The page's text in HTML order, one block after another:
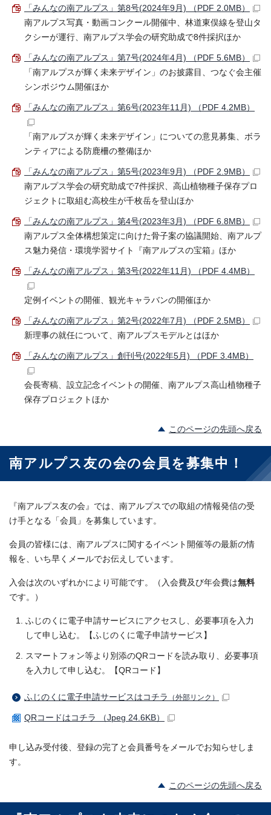
「みんなの南アルプス」第8号(2024年9月) （PDF 2.0MB）
南アルプス写真・動画コンクール開催中、林道東俣線を登山タ
クシーが運行、南アルプス学会の研究助成で8件採択ほか
「みんなの南アルプス」第7号(2024年4月) （PDF 5.6MB）
「南アルプスが輝く未来デザイン」のお披露目、つなぐ会主催
シンポジウム開催ほか
「みんなの南アルプス」第6号(2023年11月) （PDF 4.2MB）
「南アルプスが輝く未来デザイン」についての意見募集、ボラ
ンティアによる防鹿柵の整備ほか
「みんなの南アルプス」第5号(2023年9月) （PDF 2.9MB）
南アルプス学会の研究助成で7件採択、高山植物種子保存プロ
ジェクトに取組む高校生が千枚岳を登山ほか
「みんなの南アルプス」第4号(2023年3月) （PDF 6.8MB）
南アルプス全体構想策定に向けた骨子案の協議開始、南アルプ
ス魅力発信・環境学習サイト『南アルプスの宝箱』ほか
「みんなの南アルプス」第3号(2022年11月) （PDF 4.4MB）
定例イベントの開催、観光キャラバンの開催ほか
「みんなの南アルプス」第2号(2022年7月) （PDF 2.5MB）
新理事の就任について、南アルプスモデルとはほか
「みんなの南アルプス」創刊号(2022年5月) （PDF 3.4MB）
会長寄稿、設立記念イベントの開催、南アルプス高山植物種子
保存プロジェクトほか
このページの先頭へ戻る
南アルプス友の会の会員を募集中！
『南アルプス友の会』では、南アルプスでの取組の情報発信の受
け手となる「会員」を募集しています。
会員の皆様には、南アルプスに関するイベント開催等の最新の情
報を、いち早くメールでお伝えしています。
入会は次のいずれかにより可能です。（入会費及び年会費は無料
です。）
ふじのくに電子申請サービスにアクセスし、必要事項を入力
して申し込む。【ふじのくに電子申請サービス】
スマートフォン等より別添のQRコードを読み取り、必要事項
を入力して申し込む。【QRコード】
ふじのくに電子申請サービスはコチラ （外部リンク）
QRコードはコチラ （Jpeg 24.6KB）
申し込み受付後、登録の完了と会員番号をメールでお知らせしま
す。
このページの先頭へ戻る